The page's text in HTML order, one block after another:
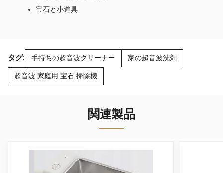
宝石と小道具
タグ: 手持ちの超音波クリーナー 家の超音波洗剤
超音波 家庭用 宝石 掃除機
関連製品